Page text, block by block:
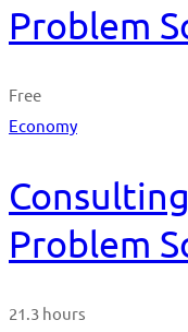
Problem
Free
Economy
Problem
21.3 hours